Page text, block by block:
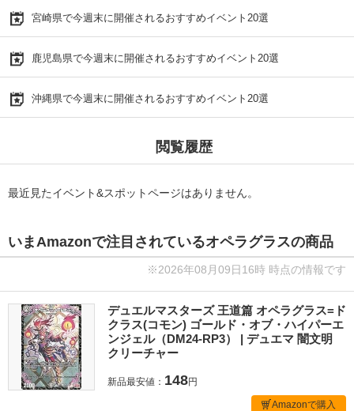
宮崎県で今週末に開催されるおすすめイベント20選
鹿児島県で今週末に開催されるおすすめイベント20選
沖縄県で今週末に開催されるおすすめイベント20選
閲覧履歴
最近見たイベント&スポットページはありません。
いまAmazonで注目されているオペラグラスの商品
※2026年08月09日16時 時点の情報です
デュエルマスターズ 王道篇 オペラグラス=ド
クラス(コモン) ゴールド・オブ・ハイパーエ
ンジェル（DM24-RP3） | デュエマ 闇文明
クリーチャー
新品最安値： 148円
Amazonで購入